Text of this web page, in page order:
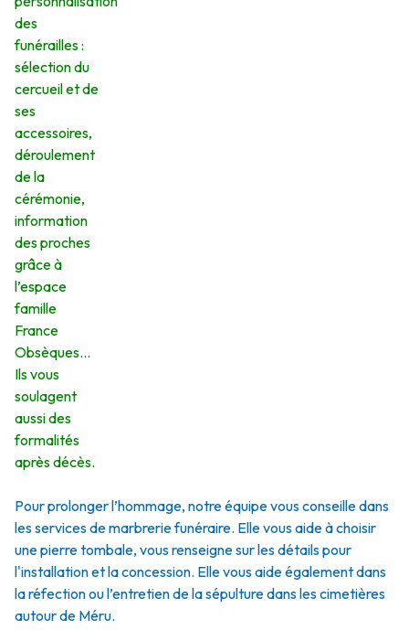
des
funérailles :
sélection du
cercueil et de
ses
accessoires,
déroulement
de la
cérémonie,
information
des proches
grâce à
l’espace
famille
France
Obsèques…
Ils vous
soulagent
aussi des
formalités
après décès.
Pour prolonger l’hommage, notre équipe vous conseille dans
les services de marbrerie funéraire. Elle vous aide à choisir
une pierre tombale, vous renseigne sur les détails pour
l'installation et la concession. Elle vous aide également dans
la réfection ou l’entretien de la sépulture dans les cimetières
autour de Méru.